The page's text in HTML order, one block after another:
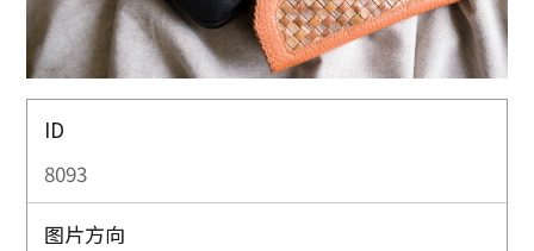
ID
8093
图片方向